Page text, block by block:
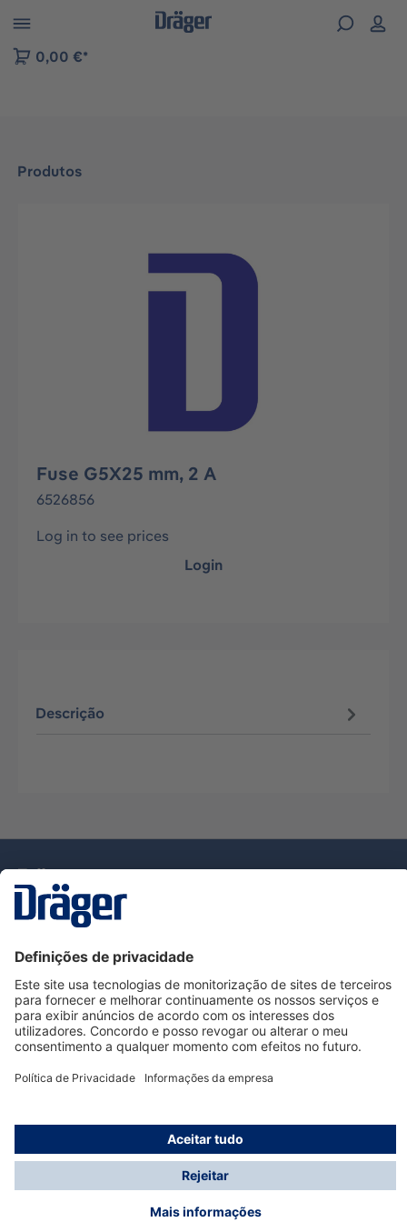
to B2B platform navigation
0,00 €*
Produtos
Ignorar galeria de imagens
Fuse G5X25 mm, 2 A
6526856
Log in to see prices
Login
Descrição
Serviço de Apoio ao Cliente Dräger
Utilização da loja
Informações
© Dräger Portugal, Lda, 2024
* Todos os preços excl. IVA mais
possíveis taxas de entrega, se não for indicado o